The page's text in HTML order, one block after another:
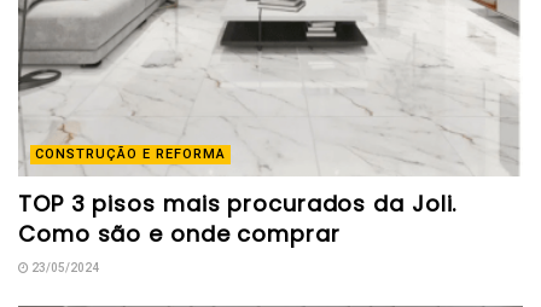
CONSTRUÇÃO E REFORMA
TOP 3 pisos mais procurados da Joli.
Como são e onde comprar
23/05/2024